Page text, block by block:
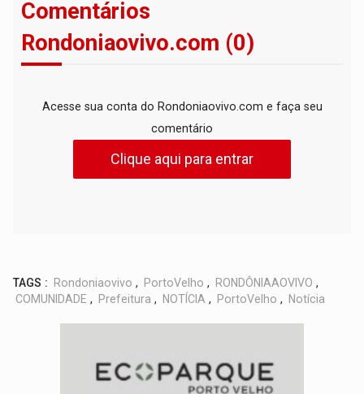
Comentários
Rondoniaovivo.com (0)
Acesse sua conta do Rondoniaovivo.com e faça seu
comentário
Clique aqui para entrar
TAGS : Rondoniaovivo , PortoVelho , RONDÔNIAAOVIVO ,
COMUNIDADE , Prefeitura , NOTÍCIA , PortoVelho , Notícia